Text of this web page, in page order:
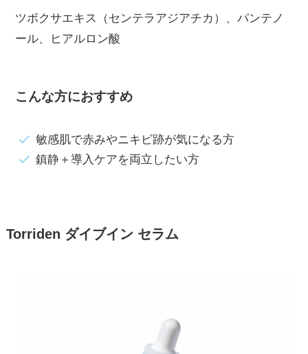
ツボクサエキス（センテラアジアチカ）、パンテノ
ール、ヒアルロン酸
こんな方におすすめ
敏感肌で赤みやニキビ跡が気になる方
鎮静＋導入ケアを両立したい方
Torriden ダイブイン セラム